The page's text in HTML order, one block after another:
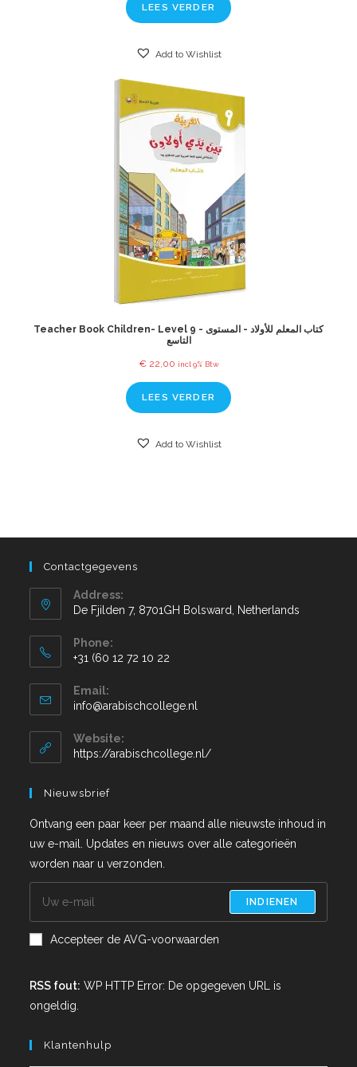
LEES VERDER
Add to Wishlist
Teacher Book Children- Level 9 - كتاب المعلم للأولاد - المستوى
التاسع
€22,00 incl 9% Btw
LEES VERDER
Add to Wishlist
Contactgegevens
Address:
De Fjilden 7, 8701GH Bolsward, Netherlands
Phone:
+31 (60 12 72 10 22
Email:
info@arabischcollege.nl
Website:
https://arabischcollege.nl/
Nieuwsbrief
Ontvang een paar keer per maand alle nieuwste inhoud in
uw e-mail. Updates en nieuws over alle categorieën
worden naar u verzonden.
INDIENEN
Accepteer de AVG-voorwaarden
RSS fout: WP HTTP Error: De opgegeven URL is
ongeldig.
Klantenhulp